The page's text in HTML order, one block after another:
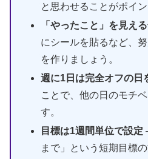
と思わせることがポイン
「やったこと」を見え
にシールを貼るなど、
を作りましょう。
週に1日は完全オフの日
ことで、他の日のモチ
す。
目標は1週間単位で設定
まで」という短期目標